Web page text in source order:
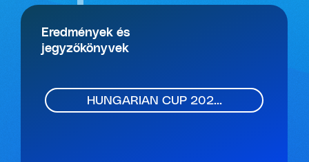
Eredmények és
jegyzőkönyvek
HUNGARIAN CUP 202...